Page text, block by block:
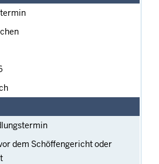
dem Schöffengericht oder